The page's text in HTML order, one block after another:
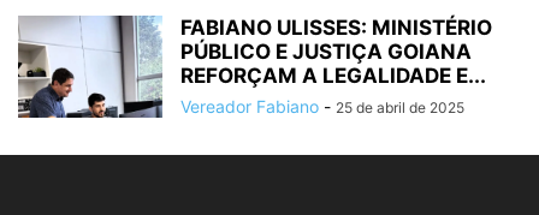
FABIANO ULISSES: MINISTÉRIO
PÚBLICO E JUSTIÇA GOIANA
REFORÇAM A LEGALIDADE E...
Vereador Fabiano - 25 de abril de 2025